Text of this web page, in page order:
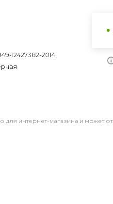
12427382-2014
для интернет-магазина и может